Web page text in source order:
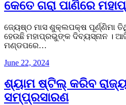
କେତେ ଗରା ପାଣିରେ
ଜ୍ୟେଷ୍ଠ ମାସ ଶୁକ୍ଲପକ୍ଷ ପୂର୍ଣ୍ଣିମା
ହେଉଛି ମହାପ୍ରଭୁଙ୍କ ଦିବ୍ୟସ୍ନାନ ।
ମଣ୍ଡପରେ…
June 22, 2024
ଶ୍ୟାମ ଷ୍ଟିଲ୍ କରିବ
ସମ୍ପ୍ରସାରଣ